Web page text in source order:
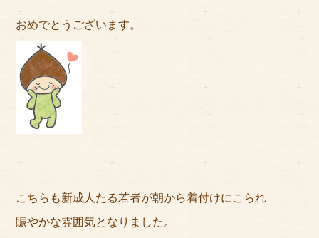
ブログ
ご利用の流れ
今月のオススメ衣装
成人式特設ページ
お客様の声
プライバシーポリシー
おめでとうございます。
こちらも新成人たる若者が朝から着付けにこられ
賑やかな雰囲気となりました。